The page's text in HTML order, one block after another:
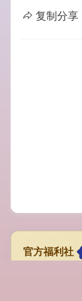
复制分享
官方福利社